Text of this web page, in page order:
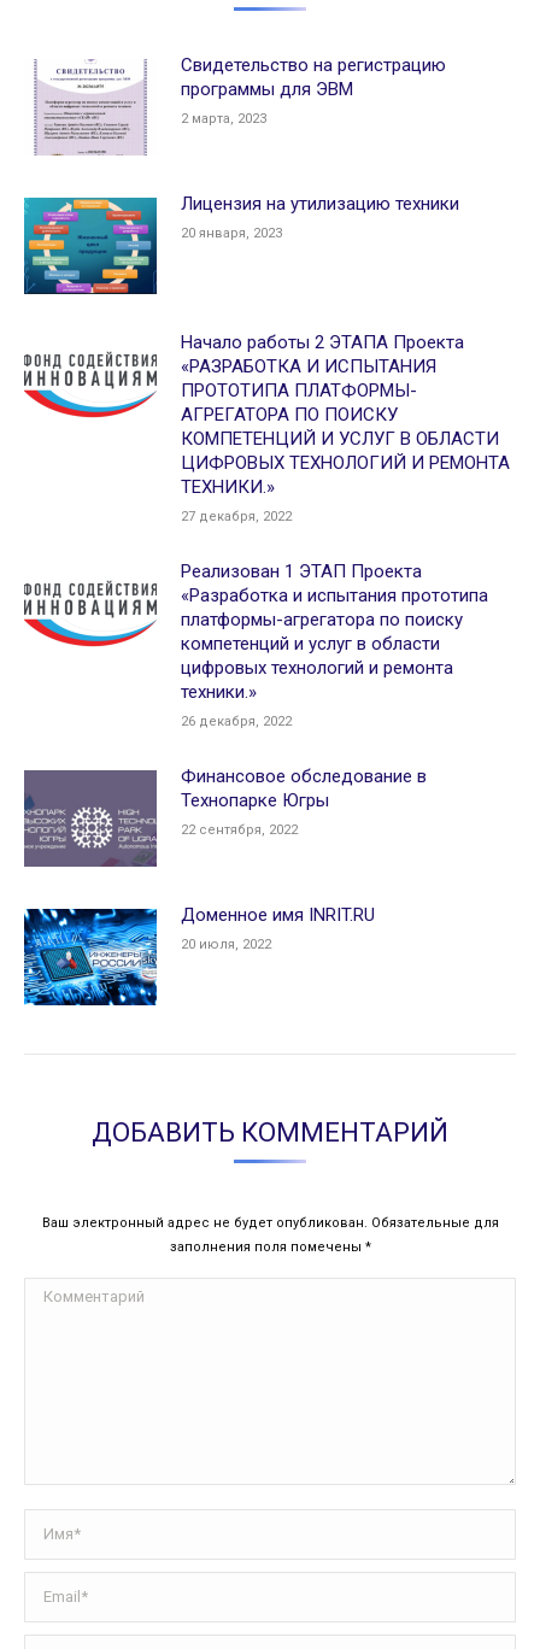
Свидетельство на регистрацию
программы для ЭВМ
2 марта, 2023
Лицензия на утилизацию техники
20 января, 2023
Начало работы 2 ЭТАПА Проекта
«РАЗРАБОТКА И ИСПЫТАНИЯ
ПРОТОТИПА ПЛАТФОРМЫ-
АГРЕГАТОРА ПО ПОИСКУ
КОМПЕТЕНЦИЙ И УСЛУГ В ОБЛАСТИ
ЦИФРОВЫХ ТЕХНОЛОГИЙ И РЕМОНТА
ТЕХНИКИ.»
27 декабря, 2022
Реализован 1 ЭТАП Проекта
«Разработка и испытания прототипа
платформы-агрегатора по поиску
компетенций и услуг в области
цифровых технологий и ремонта
техники.»
26 декабря, 2022
Финансовое обследование в
Технопарке Югры
22 сентября, 2022
Доменное имя INRIT.RU
20 июля, 2022
ДОБАВИТЬ КОММЕНТАРИЙ
Ваш электронный адрес не будет опубликован. Обязательные для
заполнения поля помечены *
Комментарий